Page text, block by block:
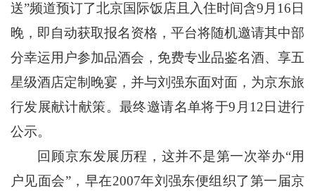
送”频道预订了北京国际饭店且入住时间含9月16日
晚，即自动获取报名资格，平台将随机邀请其中部
分幸运用户参加品酒会，免费专业品鉴名酒、享五
星级酒店定制晚宴，并与刘强东面对面，为京东旅
行发展献计献策。最终邀请名单将于9月12日进行
公示。
回顾京东发展历程，这并不是第一次举办“用
户见面会”，早在2007年刘强东便组织了第一届京